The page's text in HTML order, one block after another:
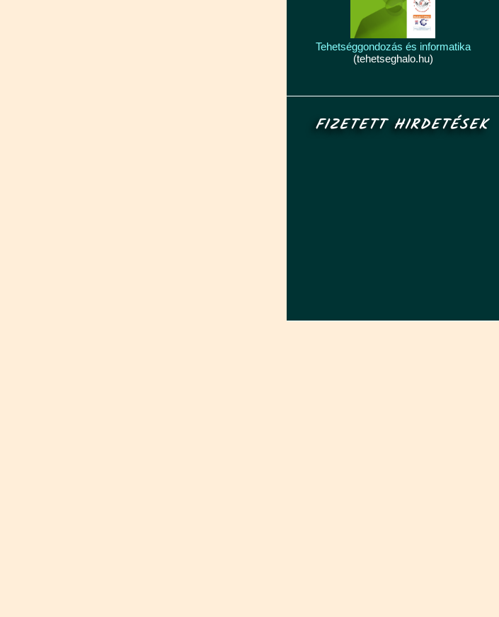
Tehetséggondozás és informatika
(tehetseghalo.hu)
FIZETETT HIRDETÉSEK